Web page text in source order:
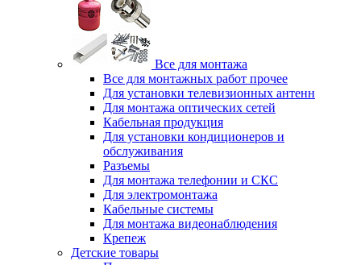
Все для монтажа
Все для монтажных работ прочее
Для установки телевизионных антенн
Для монтажа оптических сетей
Кабельная продукция
Для установки кондиционеров и
обслуживания
Разъемы
Для монтажа телефонии и СКС
Для электромонтажа
Кабельные системы
Для монтажа видеонаблюдения
Крепеж
Детские товары